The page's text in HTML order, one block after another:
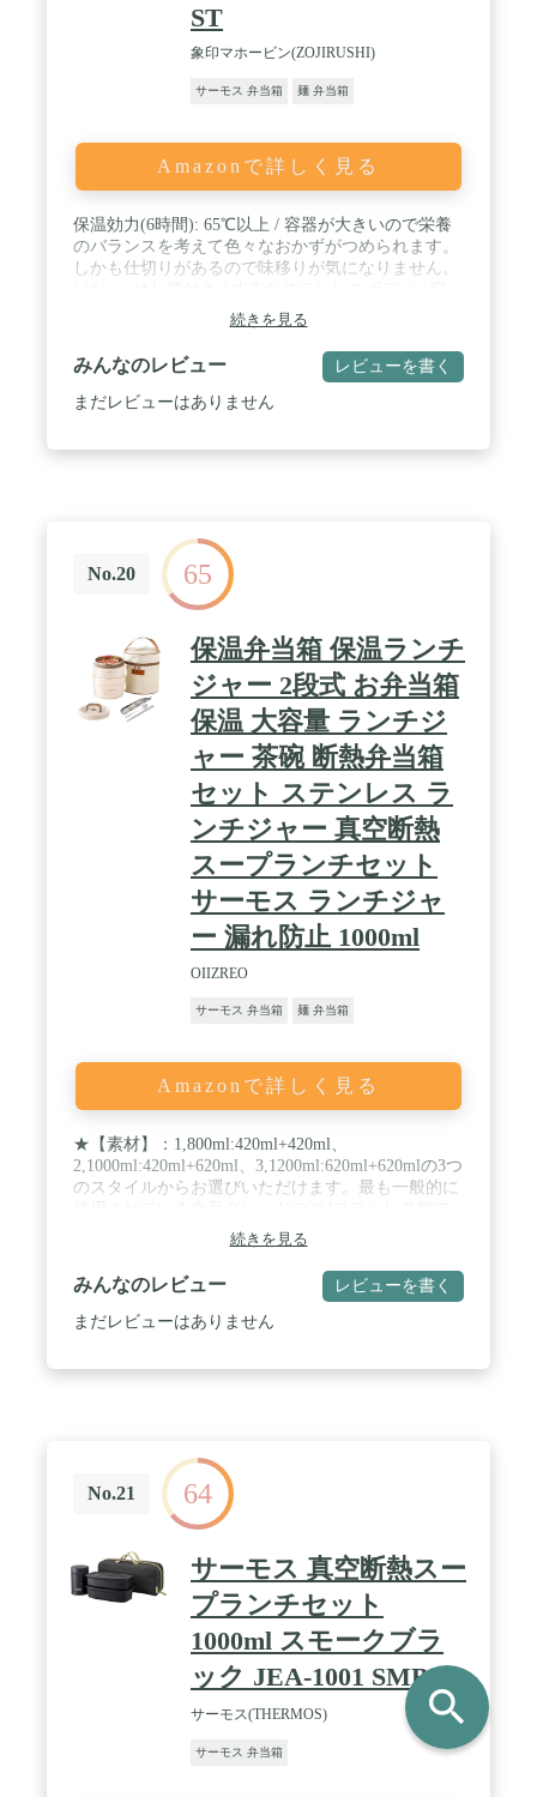
ST
象印マホービン(ZOJIRUSHI)
サーモス 弁当箱 麺 弁当箱
Amazonで詳しく見る
保温効力(6時間): 65℃以上 / 容器が大きいので栄養
のバランスを考えて色々なおかずがつめられます。
しかも仕切りがあるので味移りが気になりません。
量: 飯器/0.31L おかず容器/0.33L スープ容器/0.2L /
汚れ・ニオイが残りにくい「内面フッ素コート」 /
サイズ(幅×奥行×高さ)ポーチに入れた場合24×12×36
㎝ / 電子レンジOK / 本体丸洗いOK / ごはんだけじ
ゃなくて、スープもしっかり保温。やさしさも、ぬ
続きを見る
みんなのレビュー レビューを書く
まだレビューはありません
No.20 65
保温弁当箱 保温ランチ
ジャー 2段式 お弁当箱
保温 大容量 ランチジ
ャー 茶碗 断熱弁当箱
セット ステンレス ラ
ンチジャー 真空断熱
スープランチセット
サーモス ランチジャ
ー 漏れ防止 1000ml
OIIZREO
サーモス 弁当箱 麺 弁当箱
Amazonで詳しく見る
★【素材】：1,800ml:420ml+420ml、
2,1000ml:420ml+620ml、3,1200ml:620ml+620mlの3つ
のスタイルからお選びいただけます。最も一般的に
でき、耐食性と耐熱性があります。季節を問わず通
年使えて非常に便利なため、保温保冷どちらにも対
応しています。 / ★【長時間保温・保冷】：お弁当
であっても、できるだけ作りたてに近い、ホカホカ
のご飯を食べたいものですよね。スープやおかずは
に保存できます,食品本来の味を保つため、食品同士
の混合は避けてください。 / ★【断熱ランチボック
スセット】：弁当箱とランチバッグセットは、底に
ポリウレタンフォームのパッドが付いており、通常
3-5時間食品を保温または保冷します。断熱ランチ
バッグを使用して、食べ物をより長く温かく保ちま
す。 / ★注: 電子レンジの使用はお勧めしません。
あらかじめご了承ください。光、モニターの明るさ
などにより、実際の商品は写真とわずかな色違いが
ありますので、ご理解をお願いします！
続きを見る
みんなのレビュー レビューを書く
まだレビューはありません
No.21 64
サーモス 真空断熱スー
プランチセット
1000ml スモークブラ
ック JEA-1001 SMB
サーモス(THERMOS)
サーモス 弁当箱
search